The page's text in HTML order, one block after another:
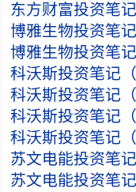
东方财富投资笔
博雅生物投资笔
博雅生物投资笔
科沃斯投资笔记
科沃斯投资笔记
科沃斯投资笔记
科沃斯投资笔记
苏文电能投资笔
苏文电能投资笔